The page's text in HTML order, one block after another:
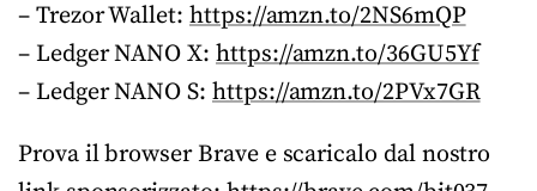
– Trezor Wallet: https://amzn.to/2NS6mQP
– Ledger NANO X: https://amzn.to/36GU5Yf
– Ledger NANO S: https://amzn.to/2PVx7GR
Prova il browser Brave e scaricalo dal nostro